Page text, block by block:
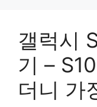
갤럭시
기 –
더니 가